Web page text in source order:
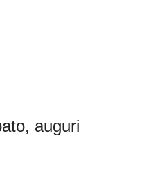
auguri